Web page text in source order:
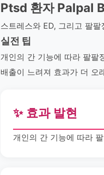
Ptsd 환자 Palpal
스트레스와 ED, 그리고 팔
실전 팁
개인의 간 기능에 따라 팔팔
배출이 느려져 효과가 더 오
✨ 효과 발현
개인의 간 기능에 따라